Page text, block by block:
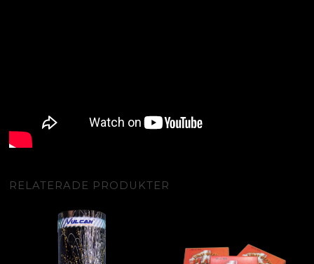
RELATERADE PRODUKTER